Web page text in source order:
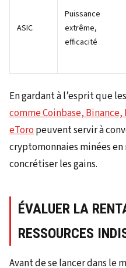
ASIC
Puissance
extrême,
efficacité
En gardant à l’esprit que les
comme Coinbase,
eToro peuvent servir à
cryptomonnaies minées
concrétiser les gains.
ÉVALUER LA
RESSOURCES
Avant de se lancer dans le